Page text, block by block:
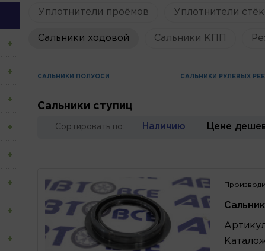
Уплотнители проёмов Уплотнители
Сальники ходовой Сальники КПП
САЛЬНИКИ ПОЛУОСИ САЛЬНИКИ РУЛЕВЫХ
Сальники ступиц
Сортировать по: Наличию Цене